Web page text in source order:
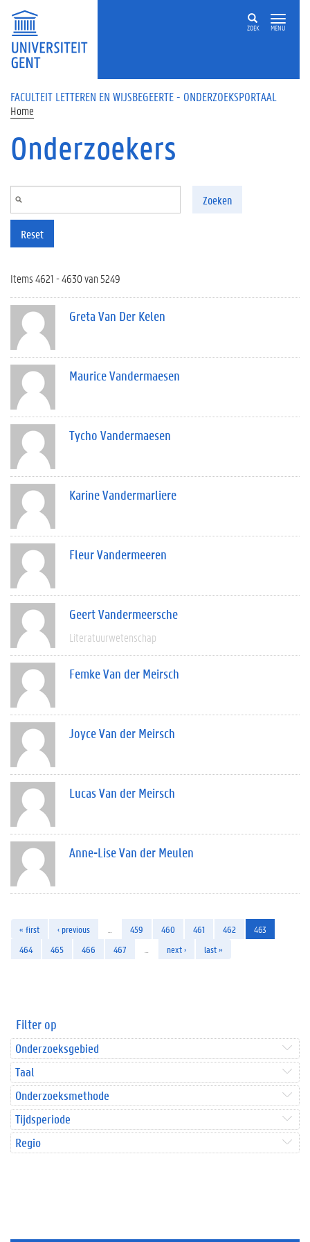
Overslaan en naar de inhoud gaan
ZOEK MENU
FACULTEIT LETTEREN EN WIJSBEGEERTE - ONDERZOEKSPORTAAL
Home
Onderzoekers
Zoeken
Reset
Items 4621 - 4630 van 5249
Greta Van Der Kelen
Maurice Vandermaesen
Tycho Vandermaesen
Karine Vandermarliere
Fleur Vandermeeren
Geert Vandermeersche
Literatuurwetenschap
Femke Van der Meirsch
Joyce Van der Meirsch
Lucas Van der Meirsch
Anne-Lise Van der Meulen
« first ‹ previous 459 460 461 462
463
464
465 466 467 next › last »
Filter op
Onderzoeksgebied
Taal
Onderzoeksmethode
Tijdsperiode
Regio